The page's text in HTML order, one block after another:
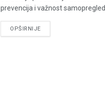
prevencija i važnost
OPŠIRNIJEDETAILS